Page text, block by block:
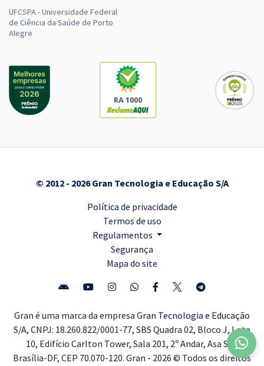
UFCSPA - Universidade Federal
de Ciência da Saúde de Porto
Alegre
RA 1000
© 2012 - 2026 Gran Tecnologia e Educação S/A
Política de privacidade
Termos de uso
Regulamentos
Segurança
Mapa do site
Gran é uma marca da empresa Gran Tecnologia e Educação
S/A, CNPJ: 18.260.822/0001-77, SBS Quadra 02, Bloco J, Lote
10, Edifício Carlton Tower, Sala 201, 2º Andar, Asa Sul,
Brasília-DF, CEP 70.070-120. Gran - 2026 © Todos os direitos